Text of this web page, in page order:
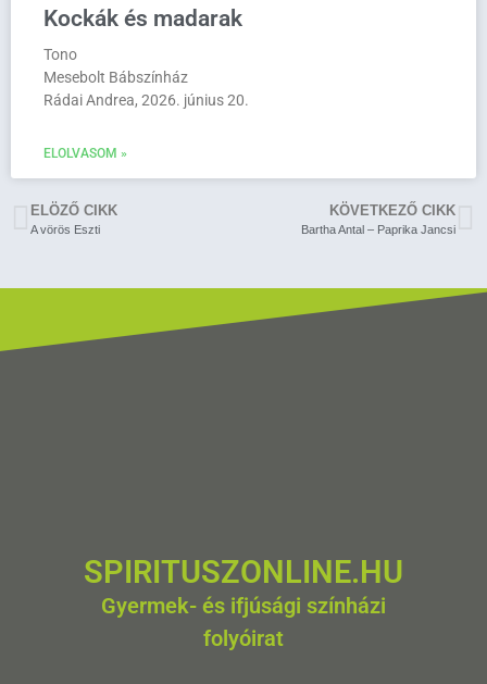
Kockák és madarak
Tono
Mesebolt Bábszínház
Rádai Andrea, 2026. június 20.
ELOLVASOM »
ELÖZŐ CIKK
A vörös Eszti
KÖVETKEZŐ CIKK
Bartha Antal – Paprika Jancsi
SPIRITUSZONLINE.HU
Gyermek- és ifjúsági színházi
folyóirat